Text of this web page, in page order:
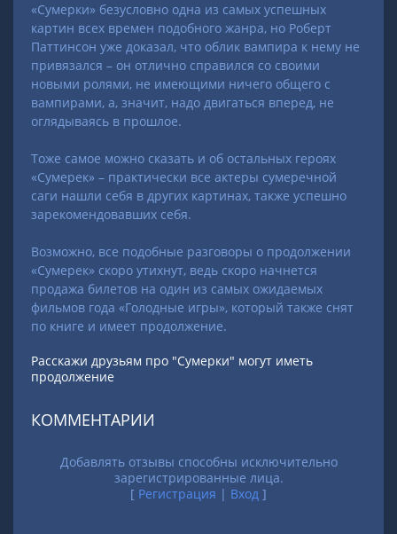
«Сумерки» безусловно одна из самых успешных
картин всех времен подобного жанра, но Роберт
Паттинсон уже доказал, что облик вампира к нему не
привязался – он отлично справился со своими
новыми ролями, не имеющими ничего общего с
вампирами, а, значит, надо двигаться вперед, не
оглядываясь в прошлое.
Тоже самое можно сказать и об остальных героях
«Сумерек» – практически все актеры сумеречной
саги нашли себя в других картинах, также успешно
зарекомендовавших себя.
Возможно, все подобные разговоры о продолжении
«Сумерек» скоро утихнут, ведь скоро начнется
продажа билетов на один из самых ожидаемых
фильмов года «Голодные игры», который также снят
по книге и имеет продолжение.
Расскажи друзьям про "Сумерки" могут иметь
продолжение
КОММЕНТАРИИ
Добавлять отзывы способны исключительно
зарегистрированные лица.
[ Регистрация | Вход ]